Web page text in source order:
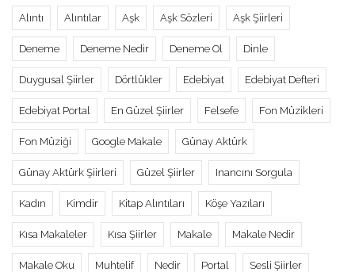
Alıntı Alıntılar Aşk Aşk Sözleri Aşk Şiirleri
Deneme Deneme Nedir Deneme Ol Dinle
Duygusal Şiirler Dörtlükler Edebiyat Edebiyat Defteri
Edebiyat Portal En Güzel Şiirler Felsefe Fon Müzikleri
Fon Müziği Google Makale Günay Aktürk
Günay Aktürk Şiirleri Güzel Şiirler Inancını Sorgula
Kadın Kimdir Kitap Alıntıları Köşe Yazıları
Kısa Makaleler Kısa Şiirler Makale Makale Nedir
Makale Oku Muhtelif Nedir Portal Sesli Şiirler